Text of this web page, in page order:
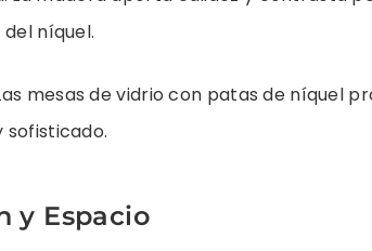
níquel.
mesas de vidrio con patas de níquel
sofisticado.
y Espacio